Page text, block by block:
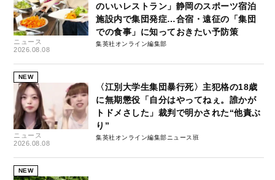
ニュース
2026.08.08
のいいレストラン」静岡のスポーツ宿泊
施設内で集団発症…合宿・遠征の「集団
での食事」に知っておきたい予防策
集英社オンライン編集部
NEW
ニュース
2026.08.08
〈江別大学生集団暴行死〉主犯格の18歳
に無期懲役「自分はやってねぇ。誰かが
トドメさした」裁判で明かされた“他責ぶ
り”
集英社オンライン編集部ニュース班
NEW